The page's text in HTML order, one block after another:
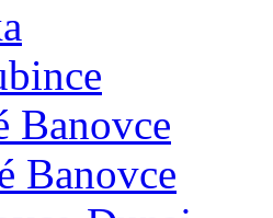
Banovce
Banovce